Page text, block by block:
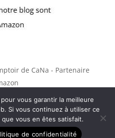
de CaNa - Partenaire
légales
confidentialité
vous garantir la meilleure
Si vous continuez à utiliser ce
vous en êtes satisfait.
de confidentialité